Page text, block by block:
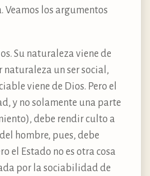
Veamos los argumentos
Su naturaleza viene de
naturaleza un ser social,
viene de Dios. Pero el
y no solamente una parte
debe rendir culto a
hombre, pues, debe
el Estado no es otra cosa
por la sociabilidad de